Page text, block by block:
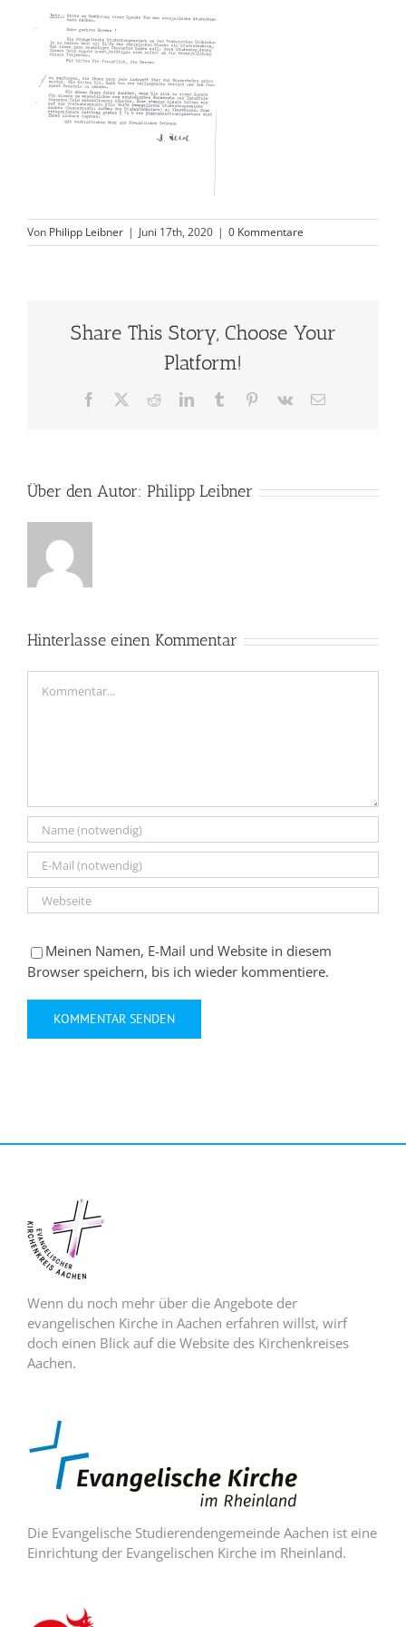
Von Philipp Leibner | Juni 17th, 2020 | 0 Kommentare
Share This Story, Choose Your
Platform!
Facebook RedditLinkedInTumblr Pinterest
Vk
E-
Über den Autor: Philipp Leibner
Hinterlasse einen Kommentar
Meinen Namen, E-Mail und Website in diesem
Browser speichern, bis ich wieder kommentiere.
Wenn du noch mehr über die Angebote der
evangelischen Kirche in Aachen erfahren willst, wirf
doch einen Blick auf die Website des Kirchenkreises
Aachen.
Die Evangelische Studierendengemeinde Aachen ist eine
Einrichtung der Evangelischen Kirche im Rheinland.